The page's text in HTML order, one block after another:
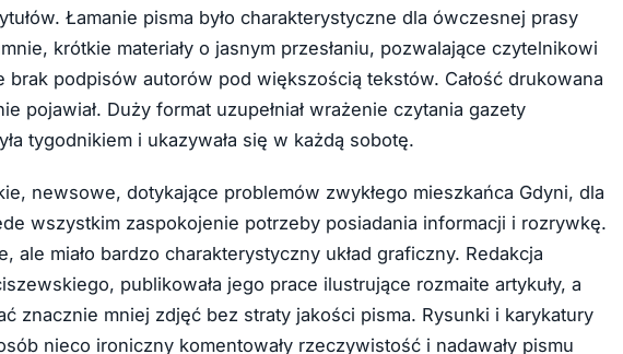
Łamanie pisma było charakterystyczne dla ówczesnej prasy
krótkie materiały o jasnym przesłaniu, pozwalające czytelnikowi
podpisów autorów pod większością tekstów. Całość drukowana
pojawiał. Duży format uzupełniał wrażenie czytania gazety
tygodnikiem i ukazywała się w każdą sobotę.
newsowe, dotykające problemów zwykłego mieszkańca Gdyni, dla
wszystkim zaspokojenie potrzeby posiadania informacji i rozrywkę.
ale miało bardzo charakterystyczny układ graficzny. Redakcja
publikowała jego prace ilustrujące rozmaite artykuły, a
znacznie mniej zdjęć bez straty jakości pisma. Rysunki i karykatury
nieco ironiczny komentowały rzeczywistość i nadawały pismu